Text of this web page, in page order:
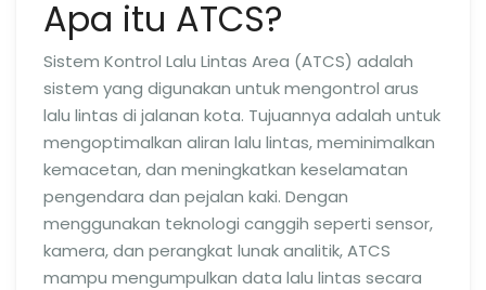
Apa itu ATCS?
Sistem Kontrol Lalu Lintas Area (ATCS) adalah
sistem yang digunakan untuk mengontrol arus
lalu lintas di jalanan kota. Tujuannya adalah untuk
mengoptimalkan aliran lalu lintas, meminimalkan
kemacetan, dan meningkatkan keselamatan
pengendara dan pejalan kaki. Dengan
menggunakan teknologi canggih seperti sensor,
kamera, dan perangkat lunak analitik, ATCS
mampu mengumpulkan data lalu lintas secara